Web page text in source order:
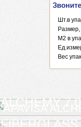
Звоните
Шт.в
М2 в
Веc
ALCHEMY 7.0
FIBERGLASS